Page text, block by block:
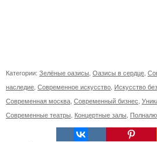
Категории: Зелёные оазисы Оазисы в сердце
наследие Современное искусство Искусство
Современная москва Современный бизнес
Современные театры Концертные залы